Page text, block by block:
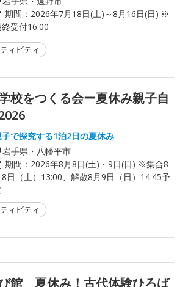
期間： 2026年7月18日(土)～8月16日(日) ※
受付16:00
ィビティ
校をつくる会ー夏休み親子自
で探究する1泊2日の夏休み
岩手県・八幡平市
期間： 2026年8月8日(土)・9日(日) ※集合8
8日（土）13:00、解散8月9日（日）14:45予
ィビティ
館 夏休み！古代体験ひろば